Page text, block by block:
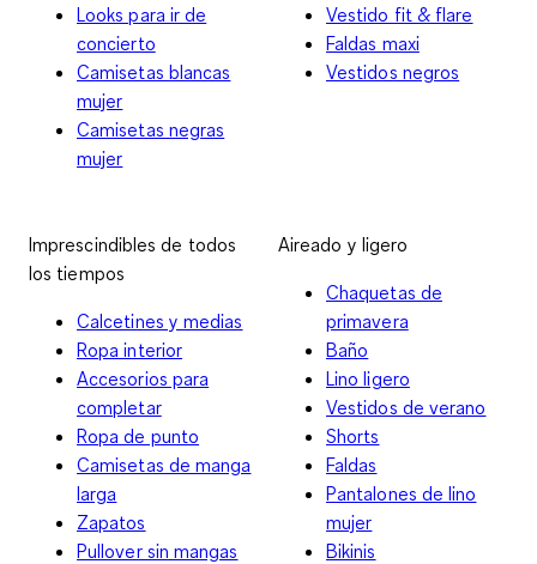
Looks para ir de
concierto
Camisetas blancas
mujer
Camisetas negras
mujer
Vestido fit & flare
Faldas maxi
Vestidos negros
Imprescindibles de todos
los tiempos
Calcetines y medias
Ropa interior
Accesorios para
completar
Ropa de punto
Camisetas de manga
larga
Zapatos
Pullover sin mangas
Aireado y ligero
Chaquetas de
primavera
Baño
Lino ligero
Vestidos de verano
Shorts
Faldas
Pantalones de lino
mujer
Bikinis